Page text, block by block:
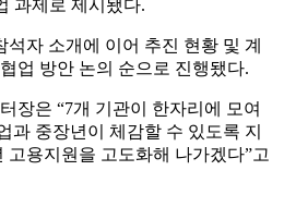
과제로 제시됐다.
자 소개에 이어 추진 현황 및 계
업 방안 논의 순으로 진행됐다.
장은 “7개 기관이 한자리에 모여
과 중장년이 체감할 수 있도록 지
고용지원을 고도화해 나가겠다”고